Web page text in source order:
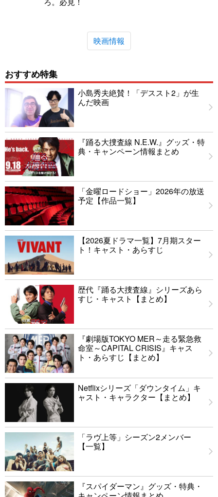
映画情報
おすすめ特集
小島秀夫絶賛！「デススト2」が生
んだ映画
『踊る大捜査線 N.E.W.』グッズ・特
典・キャンペーン情報まとめ
「金曜ロードショー」2026年の放送
予定【作品一覧】
【2026夏ドラマ一覧】7月期スター
ト！キャスト・あらすじ
歴代『踊る大捜査線』シリーズあら
すじ・キャスト【まとめ】
『劇場版TOKYO MER～走る緊急救
命室～CAPITAL CRISIS』キャス
ト・あらすじ【まとめ】
Netflixシリーズ「ダウンタイム」キ
ャスト・キャラクター【まとめ】
「ラヴ上等」シーズン2メンバー
【一覧】
『スパイダーマン』グッズ・特典・